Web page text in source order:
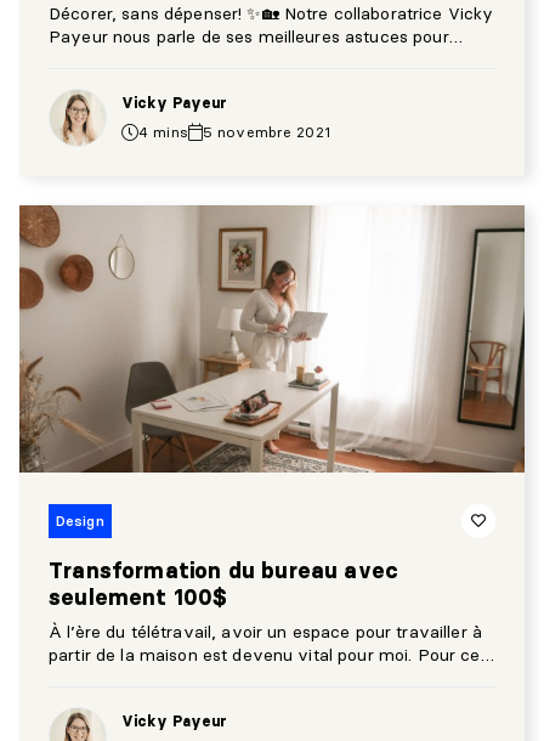
Décorer, sans dépenser! ✨🏡 Notre collaboratrice Vicky
Payeur nous parle de ses meilleures astuces pour
suffit de suivre ces cinq étapes seulement!
Vicky Payeur
4 mins
5 novembre 2021
Design
Transformation du bureau avec
seulement 100$
À l’ère du télétravail, avoir un espace pour travailler à
partir de la maison est devenu vital pour moi. Pour ce
l’espace. Voici comment j’y suis arrivée!
Vicky Payeur